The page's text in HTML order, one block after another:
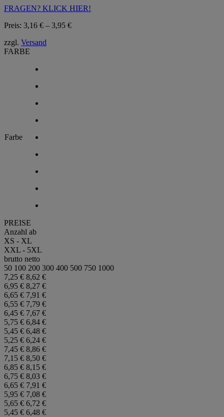
FRAGEN? KLICK HIER!
Preis: 3,16 € – 3,95 €Preisspanne:
zzgl. Versand
FARBE
Farbe
PREISE
Anzahl ab
XS - XL
XXL - 5XL
brutto netto
50 100 200 300 400 500 750 1000
7,25 € 8,62 €
6,95 € 8,27 €
6,65 € 7,91 €
6,55 € 7,79 €
6,45 € 7,67 €
5,75 € 6,84 €
5,45 € 6,48 €
5,25 € 6,24 €
7,45 € 8,86 €
7,15 € 8,50 €
6,85 € 8,15 €
6,75 € 8,03 €
6,65 € 7,91 €
5,95 € 7,08 €
5,65 € 6,72 €
5,45 € 6,48 €